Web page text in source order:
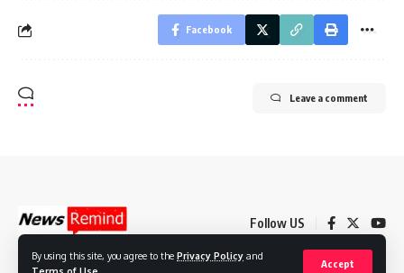
By using this site, you agree to the Privacy Policy and
Accept
Facebook
Leave a comment
Follow US